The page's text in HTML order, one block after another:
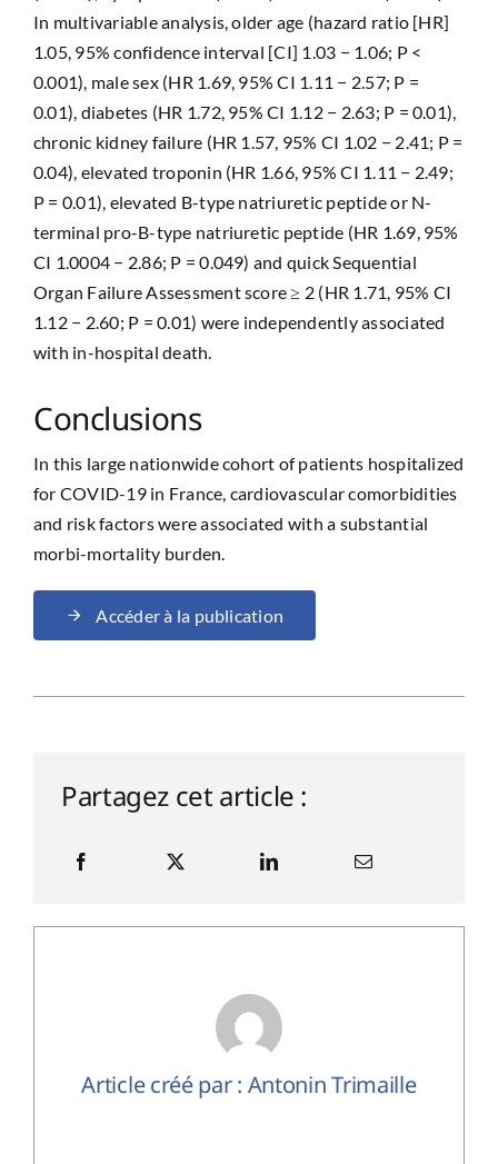
In multivariable analysis, older age (hazard ratio [HR]
1.05, 95% confidence interval [CI] 1.03 − 1.06; P <
0.001), male sex (HR 1.69, 95% CI 1.11 − 2.57; P =
0.01), diabetes (HR 1.72, 95% CI 1.12 − 2.63; P = 0.01),
chronic kidney failure (HR 1.57, 95% CI 1.02 − 2.41; P =
0.04), elevated troponin (HR 1.66, 95% CI 1.11 − 2.49;
P = 0.01), elevated B-type natriuretic peptide or N-
terminal pro-B-type natriuretic peptide (HR 1.69, 95%
CI 1.0004 − 2.86; P = 0.049) and quick Sequential
Organ Failure Assessment score ≥ 2 (HR 1.71, 95% CI
1.12 − 2.60; P = 0.01) were independently associated
with in-hospital death.
Conclusions
In this large nationwide cohort of patients hospitalized
for COVID-19 in France, cardiovascular comorbidities
and risk factors were associated with a substantial
morbi-mortality burden.
Accéder à la publication
Partagez cet article :
Article créé par : Antonin Trimaille